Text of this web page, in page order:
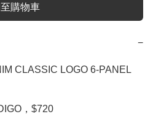
購物車
−
CLASSIC LOGO 6-PANEL
，$720